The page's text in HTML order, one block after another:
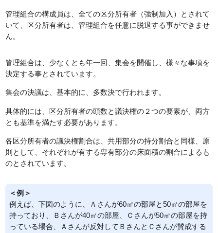
管理組合の構成員は、全ての区分所有者（強制加入）とされて
いて、区分所有者は、管理組合を任意に脱退する事ができませ
ん。
管理組合は、少なくとも年一回、集会を開催し、様々な事項を
決定する事とされています。
集会の決議は、基本的に、多数決で行われます。
具体的には、区分所有者の頭数と議決権の２つの要素が、両方
とも基準を満たす必要があります。
各区分所有者の議決権割合は、共用部分の持分割合と同様、原
則として、それぞれが有する専有部分の床面積の割合によるも
のとされています。
＜例＞
例えば、下図のように、Ａさんが60㎡の部屋と50㎡の部屋を
持っており、Ｂさんが40㎡の部屋、Ｃさんが50㎡の部屋を持
っている場合、Ａさんが反対してＢさんとＣさんが賛成する